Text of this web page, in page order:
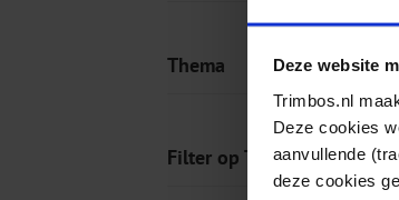
Deze website
Trimbos.nl
Deze cookies
aanvullende
deze cookies
Thema
Filter op Tag